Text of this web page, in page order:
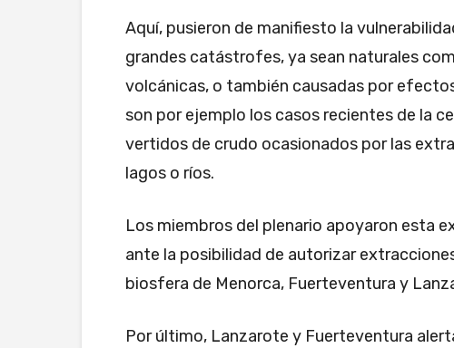
Aquí, pusieron de manifiesto la
grandes catástrofes, ya sean naturales
volcánicas, o también causadas por
son por ejemplo los casos recientes de la
vertidos de crudo ocasionados por las
lagos o ríos.
Los miembros del plenario apoyaron esta
ante la posibilidad de autorizar
biosfera de Menorca, Fuerteventura y
Por último, Lanzarote y Fuerteventura